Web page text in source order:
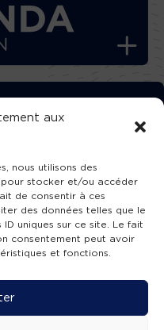
aux
nous utilisons des
stocker et/ou accéder
de consentir à ces
des données telles que le
uniques sur ce site. Le fait
consentement peut avoir
et fonctions.
TVBA !
!